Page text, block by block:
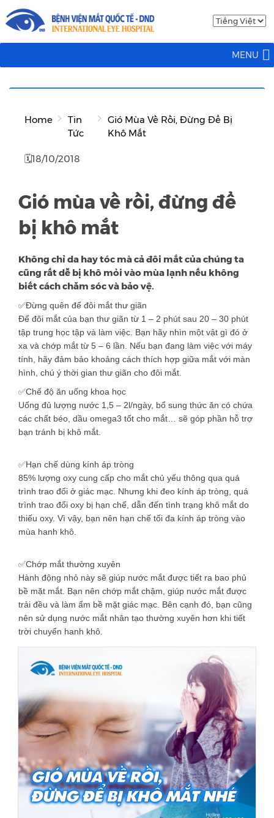
MENU
Home
Tin
Tức
Gió Mùa Về Rồi, Đừng Để Bị
Khô Mắt
🗓18/10/2018
Gió mùa về rồi, đừng để
bị khô mắt
Không chỉ da hay tóc mà cả đôi mắt của chúng ta
cũng rất dễ bị khô mỏi vào mùa lạnh nếu không
biết cách chăm sóc và bảo vệ.
✅Đừng quên để đôi mắt thư giãn
Để đôi mắt của bạn thư giãn từ 1 – 2 phút sau 20 – 30 phút
tập trung học tập và làm việc. Bạn hãy nhìn một vật gì đó ở
xa và chớp mắt từ 5 – 6 lần. Nếu bạn đang làm việc với máy
tính, hãy đảm bảo khoảng cách thích hợp giữa mắt với màn
hình, chú ý thời gian thư giãn cho đôi mắt.
✅Chế độ ăn uống khoa học
Uống đủ lượng nước 1,5 – 2l/ngày, bổ sung thức ăn có chứa
các chất béo, dầu omega3 tốt cho mắt… sẽ góp phần hỗ trợ
bạn tránh bị khô mắt.
✅Hạn chế dùng kính áp tròng
85% lượng oxy cung cấp cho mắt chủ yếu thông qua quá
trình trao đổi ở giác mạc. Nhưng khi đeo kính áp tròng, quá
trình trao đổi oxy bị hạn chế, dẫn đến tình trạng khô mắt do
thiếu oxy. Vì vậy, bạn nên hạn chế tối đa kính áp tròng vào
mùa hanh khô.
✅Chớp mắt thường xuyên
Hành động nhỏ này sẽ giúp nước mắt được tiết ra bao phủ
bề mặt mắt. Bạn nên chớp mắt chậm, giúp nước mắt được
trải đều và làm ẩm bề mặt giác mạc. Bên cạnh đó, bạn cũng
nên sử dụng nước mắt nhân tạo thường xuyên hơn khi tiết
trời chuyển hanh khô.